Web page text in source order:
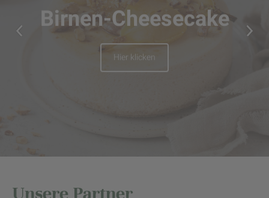
Birnen-Cheesecake
Hier klicken
Unsere Partner